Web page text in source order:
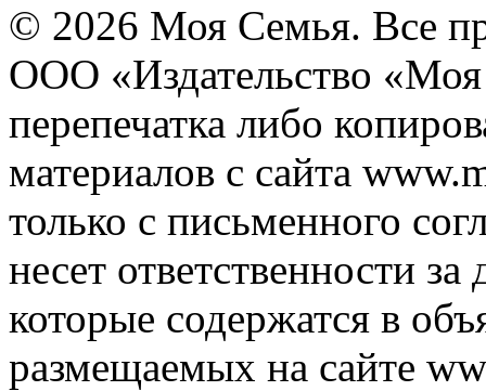
© 2026 Моя Семья. Все
ООО «Издательство
перепечатка либо
материалов с сайта
только с письменного
несет ответственности
которые содержатся в
размещаемых на сайте